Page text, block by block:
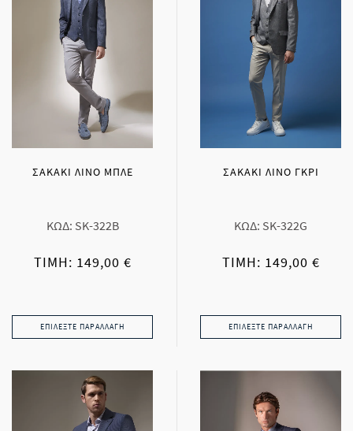
ΣΑΚΑΚΙ ΛΙΝΟ ΜΠΛΕ
ΚΩΔ: SK-322B
ΤΙΜΉ: 149,00 €
ΕΠΙΛΈΞΤΕ ΠΑΡΑΛΛΑΓΉ
ΣΑΚΑΚΙ ΛΙΝΟ ΓΚΡΙ
ΚΩΔ: SK-322G
ΤΙΜΉ: 149,00 €
ΕΠΙΛΈΞΤΕ ΠΑΡΑΛΛΑΓΉ